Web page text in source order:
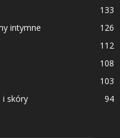
133
intymne
126
112
108
103
i skóry
94